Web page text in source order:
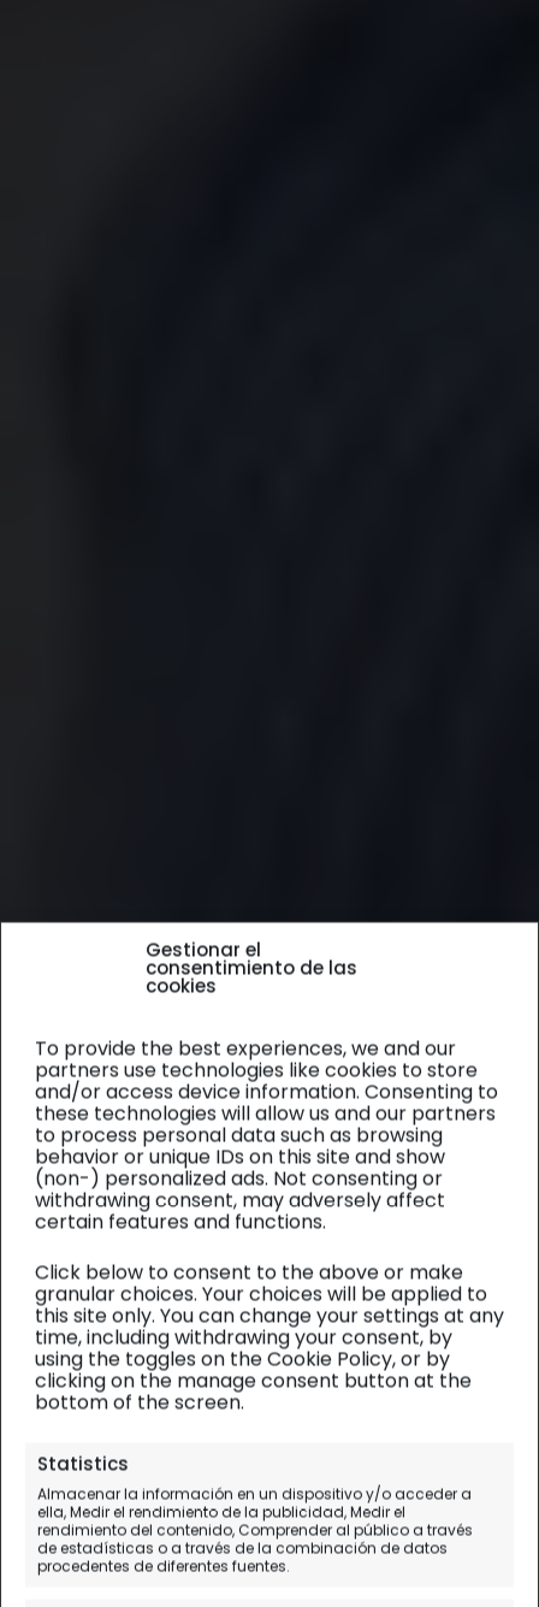
Gestionar el
consentimiento de las
cookies
To provide the best experiences, we and our
partners use technologies like cookies to store
and/or access device information. Consenting to
these technologies will allow us and our partners
to process personal data such as browsing
behavior or unique IDs on this site and show
(non-) personalized ads. Not consenting or
withdrawing consent, may adversely affect
certain features and functions.
Click below to consent to the above or make
granular choices. Your choices will be applied to
this site only. You can change your settings at any
time, including withdrawing your consent, by
using the toggles on the Cookie Policy, or by
clicking on the manage consent button at the
bottom of the screen.
Statistics
Almacenar la información en un dispositivo y/o acceder a
ella, Medir el rendimiento de la publicidad, Medir el
rendimiento del contenido, Comprender al público a través
de estadísticas o a través de la combinación de datos
procedentes de diferentes fuentes.
Lago Bled en Navidad y
alrededores (Škofja Loka,
Radovljica..)